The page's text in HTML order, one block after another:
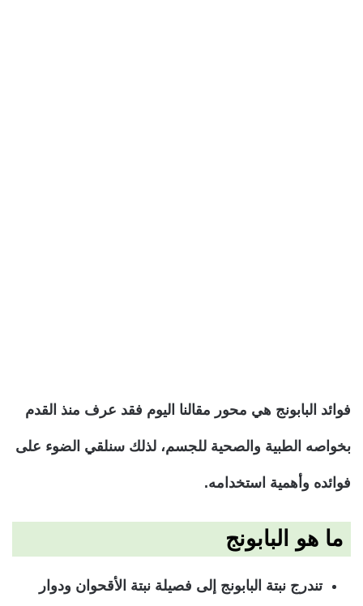
فوائد البابونج هي محور مقالنا اليوم فقد عرف منذ القدم
بخواصه الطبية والصحية للجسم، لذلك سنلقي الضوء على
فوائده وأهمية استخدامه.
ما هو البابونج
تندرج نبتة البابونج إلى فصيلة نبتة الأقحوان ودوار